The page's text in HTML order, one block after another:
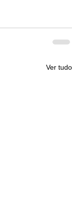
Ver tudo